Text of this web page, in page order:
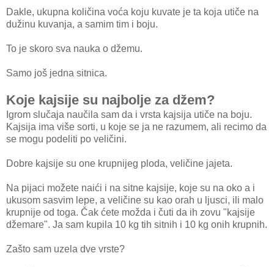
Dakle, ukupna količina voća koju kuvate je ta koja utiče na
dužinu kuvanja, a samim tim i boju.
To je skoro sva nauka o džemu.
Samo još jedna sitnica.
Koje kajsije su najbolje za džem?
Igrom slučaja naučila sam da i vrsta kajsija utiče na boju.
Kajsija ima više sorti, u koje se ja ne razumem, ali recimo da
se mogu podeliti po veličini.
Dobre kajsije su one krupnijeg ploda, veličine jajeta.
Na pijaci možete naići i na sitne kajsije, koje su na oko a i
ukusom sasvim lepe, a veličine su kao orah u ljusci, ili malo
krupnije od toga. Čak ćete možda i čuti da ih zovu "kajsije
džemare". Ja sam kupila 10 kg tih sitnih i 10 kg onih krupnih.
Zašto sam uzela dve vrste?